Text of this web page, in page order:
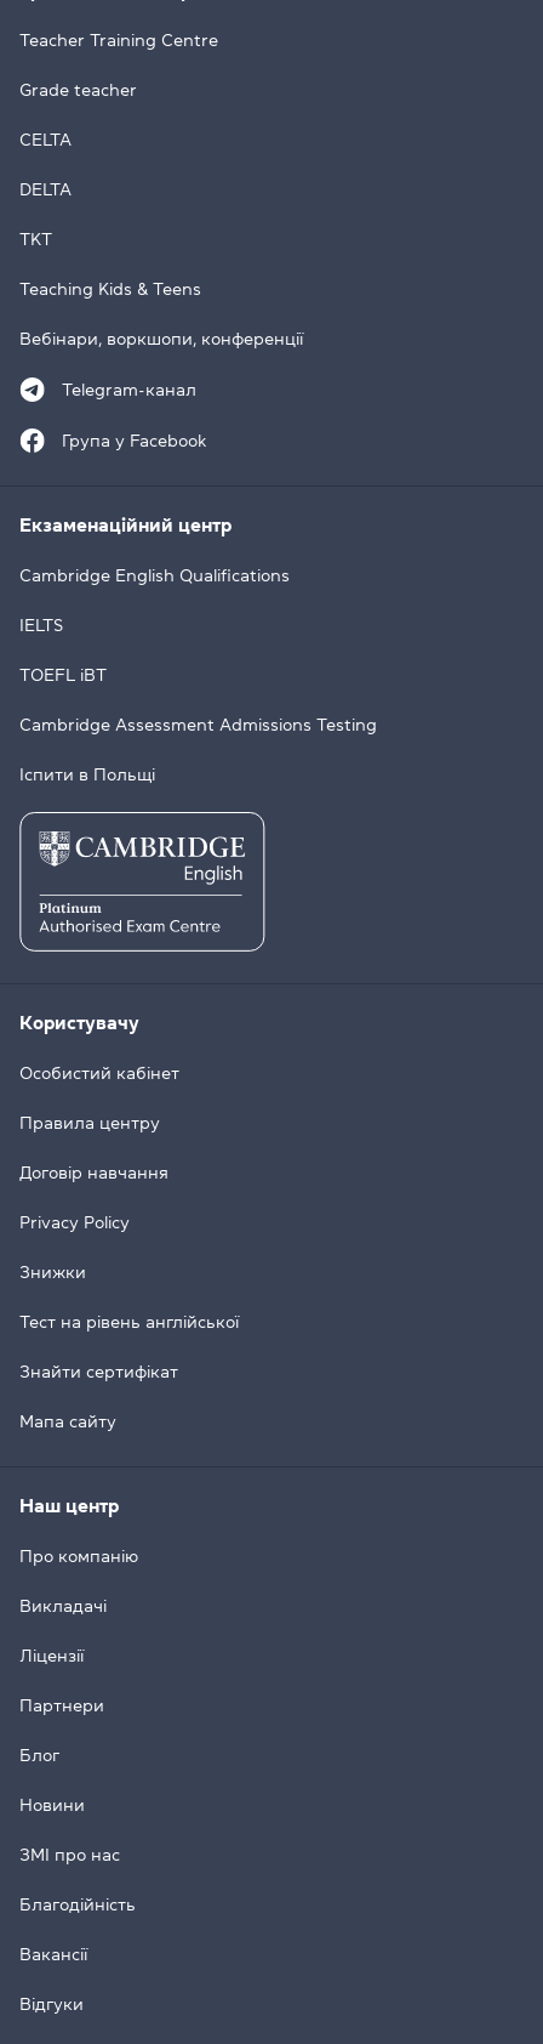
Teacher Training Centre
Grade teacher
CELTA
DELTA
TKT
Teaching Kids & Teens
Вебінари, воркшопи, конференції
Telegram-канал
Група у Facebook
Екзаменаційний центр
Cambridge English Qualifications
IELTS
TOEFL iBT
Cambridge Assessment Admissions Testing
Іспити в Польщі
Користувачу
Особистий кабінет
Правила центру
Договір навчання
Privacy Policy
Знижки
Тест на рівень англійської
Знайти сертифікат
Мапа сайту
Наш центр
Про компанію
Викладачі
Ліцензії
Партнери
Блог
Новини
ЗМІ про нас
Благодійність
Вакансії
Відгуки